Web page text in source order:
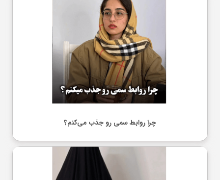
چرا روابط سمی رو جذب می‌کنم؟